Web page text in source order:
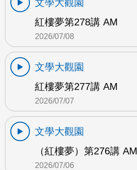
文學大觀園
紅樓夢第278講 AM
2026/07/08
文學大觀園
紅樓夢第277講 AM
2026/07/07
文學大觀園
（紅樓夢）第276講 AM
2026/07/06